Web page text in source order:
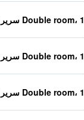
Double room، 1 سرير كوين
Double room، 1 سرير توأم
Double room، 1 سرير توأم